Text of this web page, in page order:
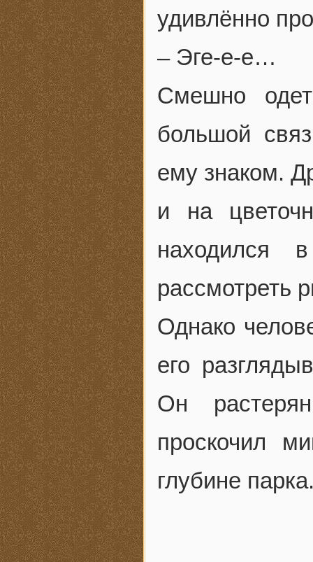
удивлённо
– Эге-е-е…
Смешно
большой
ему знаком.
и на
находился
рассмотреть
Однако
его
Он
проскочил
глубине